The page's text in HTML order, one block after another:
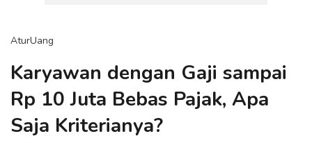
AturUang
Karyawan dengan Gaji sampai
Rp 10 Juta Bebas Pajak, Apa
Saja Kriterianya?